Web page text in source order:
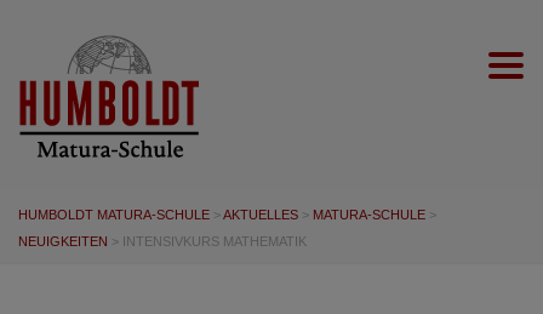
HUMBOLDT MATURA-SCHULE >AKTUELLES > MATURA-SCHULE >
NEUIGKEITEN > INTENSIVKURS MATHEMATIK